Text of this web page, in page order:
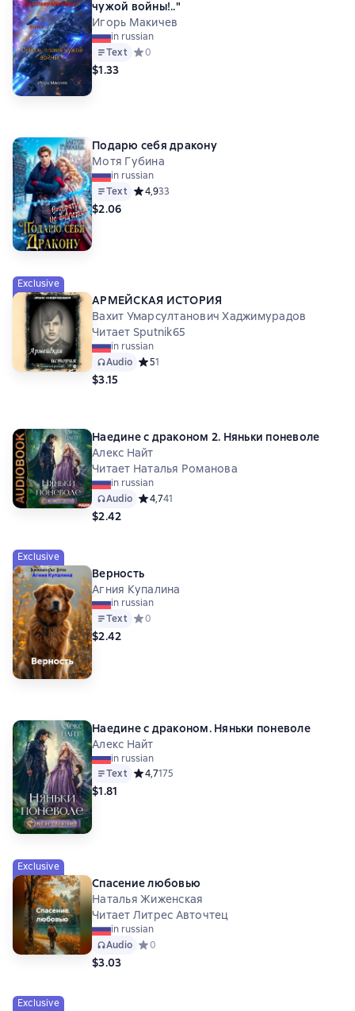
чужой войны!.."
Игорь Макичев
in russian
Text Средний рейтинг 0 на основе 0 оценок
0
$1.33
Подарю себя дракону
Мотя Губина
in russian
Text Средний рейтинг 4,9 на основе 33 оценок
4,933
$2.06
Exclusive
АРМЕЙСКАЯ ИСТОРИЯ
Вахит Умарсултанович Хаджимурадов
Читает Sputnik65
in russian
Audio Средний рейтинг 5 на основе 1 оценок
51
$3.15
Наедине с драконом 2. Няньки поневоле
Алекс Найт
Читает Наталья Романова
in russian
Audio Средний рейтинг 4,7 на основе 41 оценок
4,741
$2.42
Exclusive
Верность
Агния Купалина
in russian
Text Средний рейтинг 0 на основе 0 оценок
0
$2.42
Наедине с драконом. Няньки поневоле
Алекс Найт
in russian
Text Средний рейтинг 4,7 на основе 175 оценок
4,7175
$1.81
Exclusive
Спасение любовью
Наталья Жиженская
Читает Литрес Авточтец
in russian
Audio Средний рейтинг 0 на основе 0 оценок
0
$3.03
Exclusive